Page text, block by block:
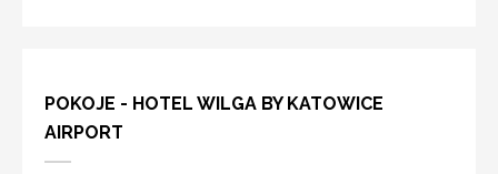
POKOJE - HOTEL WILGA BY KATOWICE
AIRPORT